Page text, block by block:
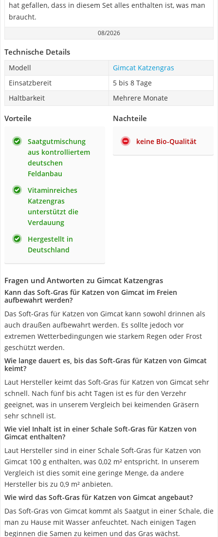
hat gefallen, dass in diesem Set alles enthalten ist, was man
braucht.
08/2026
Technische Details
Modell
Gimcat Katzengras
Einsatzbereit
5 bis 8 Tage
Haltbarkeit
Mehrere Monate
Vorteile
Saatgutmischung
aus kontrolliertem
deutschen
Feldanbau
Vitaminreiches
Katzengras
unterstützt die
Verdauung
Hergestellt in
Deutschland
Nachteile
keine Bio-Qualität
Fragen und Antworten zu Gimcat Katzengras
Kann das Soft-Gras für Katzen von Gimcat im Freien
aufbewahrt werden?
Das Soft-Gras für Katzen von Gimcat kann sowohl drinnen als
auch draußen aufbewahrt werden. Es sollte jedoch vor
extremen Wetterbedingungen wie starkem Regen oder Frost
geschützt werden.
Wie lange dauert es, bis das Soft-Gras für Katzen von Gimcat
keimt?
Laut Hersteller keimt das Soft-Gras für Katzen von Gimcat sehr
schnell. Nach fünf bis acht Tagen ist es für den Verzehr
geeignet, was in unserem Vergleich bei keimenden Gräsern
sehr schnell ist.
Wie viel Inhalt ist in einer Schale Soft-Gras für Katzen von
Gimcat enthalten?
Laut Hersteller sind in einer Schale Soft-Gras für Katzen von
Gimcat 100 g enthalten, was 0,02 m² entspricht. In unserem
Vergleich ist dies somit eine geringe Menge, da andere
Hersteller bis zu 0,9 m² anbieten.
Wie wird das Soft-Gras für Katzen von Gimcat angebaut?
Das Soft-Gras von Gimcat kommt als Saatgut in einer Schale, die
man zu Hause mit Wasser anfeuchtet. Nach einigen Tagen
beginnen die Samen zu keimen und das Gras wächst.